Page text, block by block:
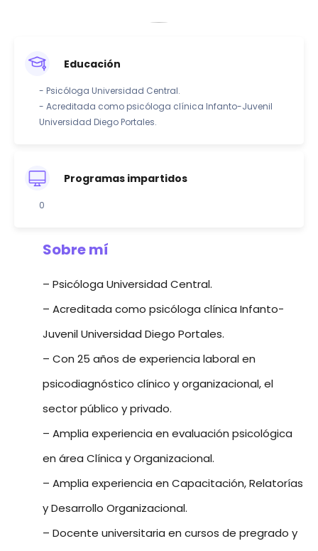
Educación
- Psicóloga Universidad Central.
- Acreditada como psicóloga clínica Infanto-Juvenil
Universidad Diego Portales.
Programas impartidos
0
Sobre mí
– Psicóloga Universidad Central.
– Acreditada como psicóloga clínica Infanto-
Juvenil Universidad Diego Portales.
– Con 25 años de experiencia laboral en
psicodiagnóstico clínico y organizacional, el
sector público y privado.
– Amplia experiencia en evaluación psicológica
en área Clínica y Organizacional.
– Amplia experiencia en Capacitación, Relatorías
y Desarrollo Organizacional.
– Docente universitaria en cursos de pregrado y